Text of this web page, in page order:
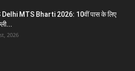
MTS Bharti 2026: 10वीं पास के लिए
2026